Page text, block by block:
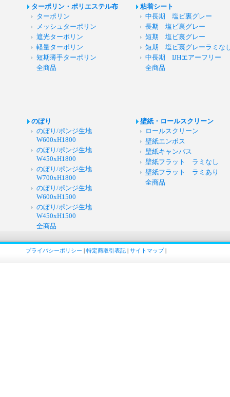
ターポリン・ポリエステル布
ターポリン
メッシュターポリン
遮光ターポリン
軽量ターポリン
短期薄手ターポリン
全商品
粘着シート
中長期 塩ビ裏グレー
長期 塩ビ裏グレー
短期 塩ビ裏グレー
短期 塩ビ裏グレーラミな
中長期 IJHエアーフリー
全商品
のぼり
のぼり/ポンジ生地
W600xH1800
のぼり/ポンジ生地
W450xH1800
のぼり/ポンジ生地
W700xH1800
のぼり/ポンジ生地
W600xH1500
のぼり/ポンジ生地
W450xH1500
全商品
壁紙・ロールスクリーン
ロールスクリーン
壁紙エンボス
壁紙キャンバス
壁紙フラット ラミなし
壁紙フラット ラミあり
全商品
プライバシーポリシー | 特定商取引表記 | サイトマップ|